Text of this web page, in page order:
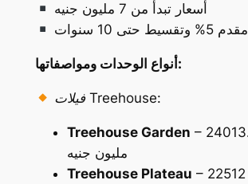
أسعار تبدأ من 7 مليون جنيه
مقدم 5% وتقسيط حتى 10 سنوات
أنواع الوحدات ومواصفاتها:
فيلات Treehouse:
Treehouse Garden – 240م² | من 13.5
مليون جنيه
Treehouse Plateau – 225م² | من 12